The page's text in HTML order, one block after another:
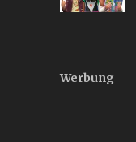
Werbung